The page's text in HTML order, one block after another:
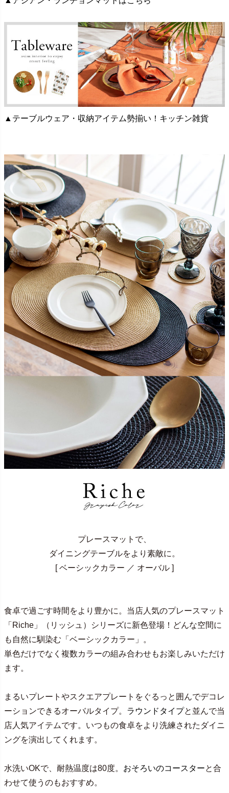
▲テーブルウェア・収納アイテム勢揃い！キッチン雑貨
プレースマットで、
ダイニングテーブルをより素敵に。
[ ベーシックカラー ／ オーバル ]
食卓で過ごす時間をより豊かに。当店人気のプレースマット
「Riche」（リッシュ）シリーズに新色登場！どんな空間に
も自然に馴染む「ベーシックカラー」。
単色だけでなく複数カラーの組み合わせもお楽しみいただけ
ます。
まるいプレートやスクエアプレートをぐるっと囲んでデコレ
ーションできるオーバルタイプ。 ラウンドタイプと並んで当
店人気アイテムです。いつもの食卓をより洗練されたダイニ
ングを演出してくれます。
水洗いOKで、耐熱温度は80度。 おそろいのコースターと合
わせて使うのもおすすめ。